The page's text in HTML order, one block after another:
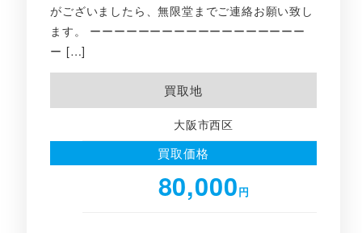
がございましたら、無限堂までご連絡お願い致し
ます。 ーーーーーーーーーーーーーーーーーー
ー […]
買取地
大阪市西区
買取価格
80,000円